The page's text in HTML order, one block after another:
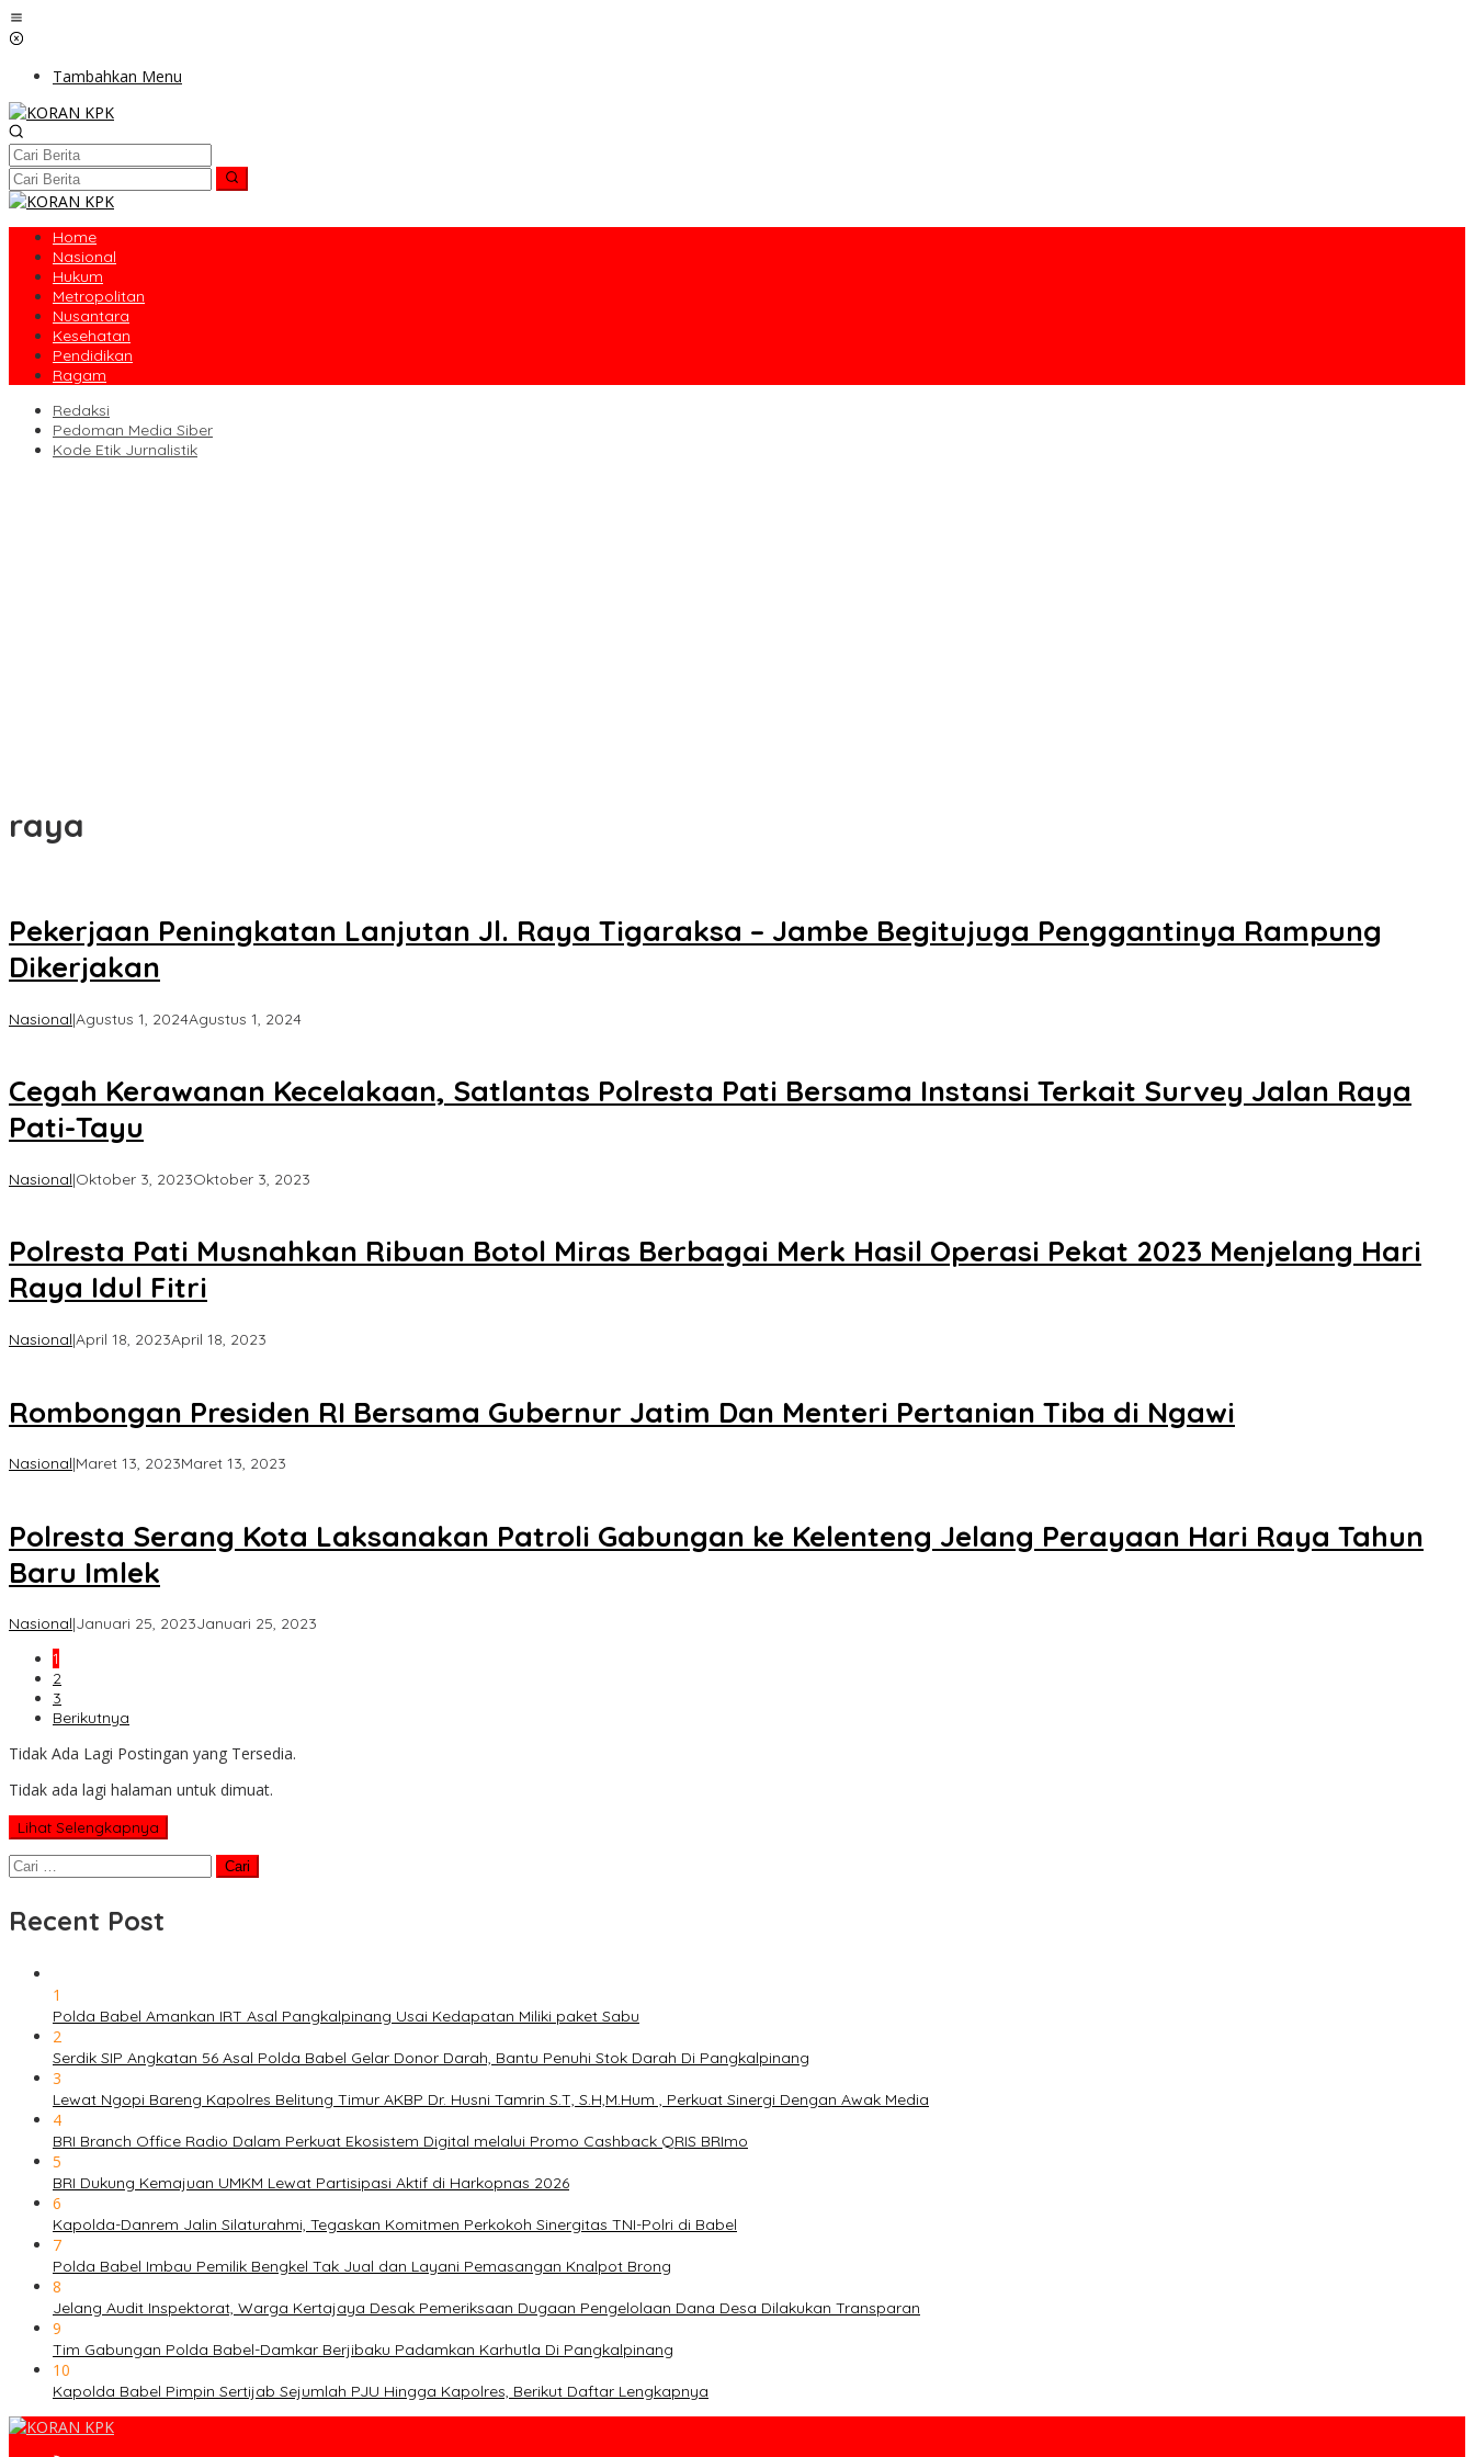
Lewati
ke
Tambahkan Menu
Home
Nasional
Hukum
Metropolitan
Nusantara
Kesehatan
Pendidikan
Ragam
Redaksi
Pedoman Media Siber
Kode Etik Jurnalistik
raya
Pekerjaan Peningkatan Lanjutan Jl. Raya Tigaraksa – Jambe Begitujuga Penggantinya Rampung
Dikerjakan
Nasional|Agustus 1, 2024Agustus 1, 2024oleh
Cegah Kerawanan Kecelakaan, Satlantas Polresta Pati Bersama Instansi Terkait Survey Jalan Raya
Pati-Tayu
Nasional|Oktober 3, 2023Oktober 3, 2023
Polresta Pati Musnahkan Ribuan Botol Miras Berbagai Merk Hasil Operasi Pekat 2023 Menjelang Hari
Raya Idul Fitri
Nasional|April 18, 2023April 18, 2023
Rombongan Presiden RI Bersama Gubernur Jatim Dan Menteri Pertanian Tiba di Ngawi
Nasional|Maret 13, 2023Maret 13, 2023
Polresta Serang Kota Laksanakan Patroli Gabungan ke Kelenteng Jelang Perayaan Hari Raya Tahun
Baru Imlek
Nasional|Januari 25, 2023Januari 25, 2023
1
2
3
Berikutnya
Tidak Ada Lagi Postingan yang Tersedia.
Tidak ada lagi halaman untuk dimuat.
Lihat Selengkapnya
Cari
Recent Post
1
Polda Babel Amankan IRT Asal Pangkalpinang Usai Kedapatan Miliki paket Sabu
2
Serdik SIP Angkatan 56 Asal Polda Babel Gelar Donor Darah, Bantu Penuhi Stok Darah Di Pangkalpinang
3
Lewat Ngopi Bareng Kapolres Belitung Timur AKBP Dr. Husni Tamrin S.T, S.H,M.Hum , Perkuat Sinergi Dengan Awak Media
4
BRI Branch Office Radio Dalam Perkuat Ekosistem Digital melalui Promo Cashback QRIS BRImo
5
BRI Dukung Kemajuan UMKM Lewat Partisipasi Aktif di Harkopnas 2026
6
Kapolda-Danrem Jalin Silaturahmi, Tegaskan Komitmen Perkokoh Sinergitas TNI-Polri di Babel
7
Polda Babel Imbau Pemilik Bengkel Tak Jual dan Layani Pemasangan Knalpot Brong
8
Jelang Audit Inspektorat, Warga Kertajaya Desak Pemeriksaan Dugaan Pengelolaan Dana Desa Dilakukan Transparan
9
Tim Gabungan Polda Babel-Damkar Berjibaku Padamkan Karhutla Di Pangkalpinang
10
Kapolda Babel Pimpin Sertijab Sejumlah PJU Hingga Kapolres, Berikut Daftar Lengkapnya